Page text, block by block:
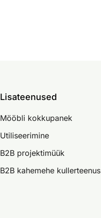
Lisateenused
Mööbli kokkupanek
Utiliseerimine
B2B projektimüük
B2B kahemehe kullerteenus